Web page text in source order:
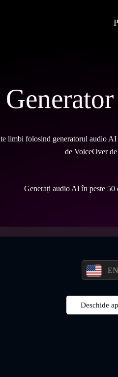
limbi folosind generatorul audio
de VoiceOver
Generați audio AI în peste 50
EN
Deschide